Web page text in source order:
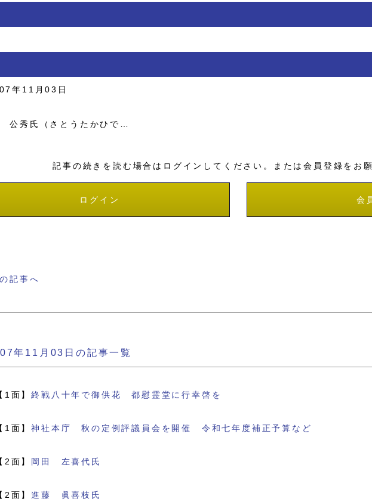
年11月03日
秀氏（さとうたかひで…
記事の続きを読む場合はログインしてください。または会員登録をお
ログイン 会
記事へ
年11月03日の記事一覧
【1面】終戦八十年で御供花 都慰霊堂に行幸啓を
【1面】神社本庁 秋の定例評議員会を開催 令和七年度補正予算など
【2面】 岡田 左喜代氏
【2面】進藤 眞喜枝氏